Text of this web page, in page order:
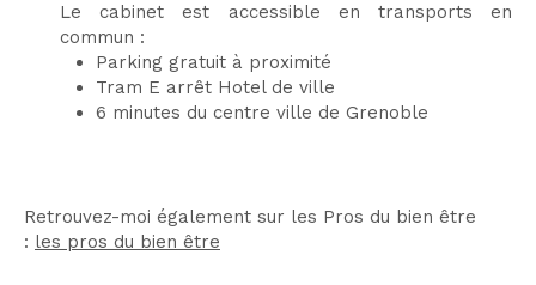
Le cabinet est accessible en transports en
commun :
Parking gratuit à proximité
Tram E arrêt Hotel de ville
6 minutes du centre ville de Grenoble
Retrouvez-moi également sur les Pros du bien être
: les pros du bien être